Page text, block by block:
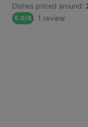
Dishes priced around:
5.0/6 1 review